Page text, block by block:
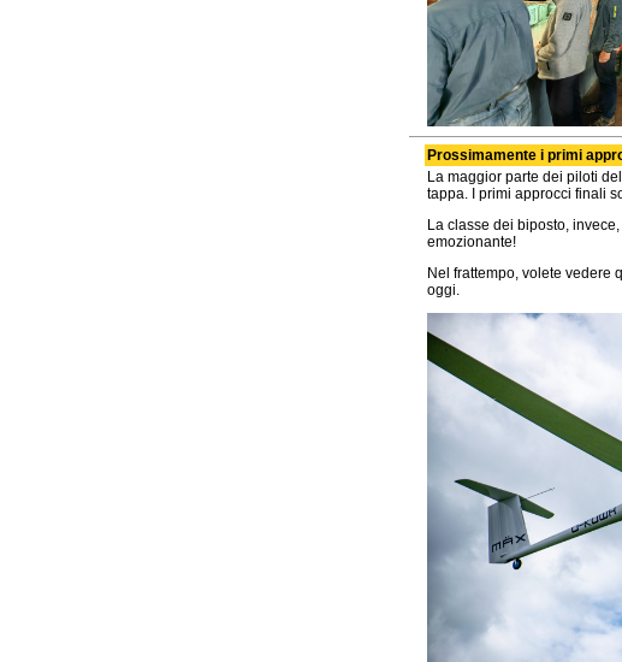
Prossimamente i primi
La maggior parte dei piloti
tappa. I primi approcci finali
La classe dei biposto,
emozionante!
Nel frattempo, volete vedere
oggi.